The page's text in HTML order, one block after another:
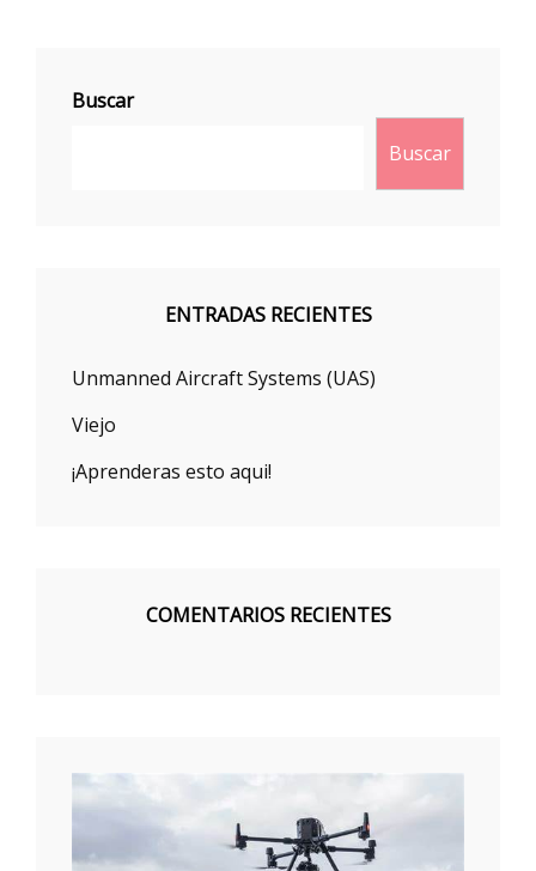
Buscar
Buscar
ENTRADAS RECIENTES
Unmanned Aircraft Systems (UAS)
Viejo
¡Aprenderas esto aqui!
COMENTARIOS RECIENTES